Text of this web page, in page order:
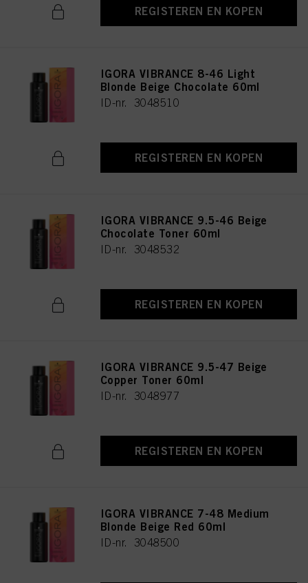
REGISTEREN EN KOPEN
IGORA VIBRANCE 8-46 Light
Blonde Beige Chocolate 60ml
ID-nr. 3048510
REGISTEREN EN KOPEN
IGORA VIBRANCE 9.5-46 Beige
Chocolate Toner 60ml
ID-nr. 3048532
REGISTEREN EN KOPEN
IGORA VIBRANCE 9.5-47 Beige
Copper Toner 60ml
ID-nr. 3048977
REGISTEREN EN KOPEN
IGORA VIBRANCE 7-48 Medium
Blonde Beige Red 60ml
ID-nr. 3048500